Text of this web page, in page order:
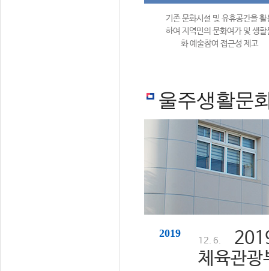
기존 문화시설 및 유휴공간을 활
하여 지역민의 문화여가 및 생활
화 예술참여 접근성 제고
울주생활문
2019
12. 6.
체육관광